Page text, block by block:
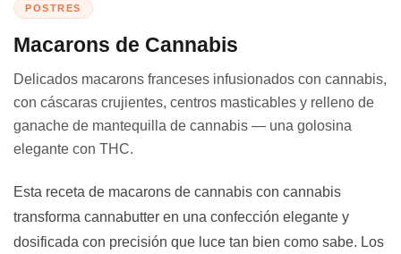
POSTRES
Macarons de Cannabis
Delicados macarons franceses infusionados con cannabis,
con cáscaras crujientes, centros masticables y relleno de
ganache de mantequilla de cannabis — una golosina
elegante con THC.
Esta receta de macarons de cannabis con cannabis
transforma cannabutter en una confección elegante y
dosificada con precisión que luce tan bien como sabe. Los